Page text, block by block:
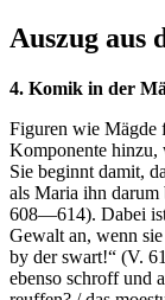
Auszug aus
4. Komik in der
Figuren wie Mägde
Komponente hinzu,
Sie beginnt damit,
als Maria ihn
608—614). Dabei
Gewalt an, wenn
by der swart!“ (V.
ebenso schroff und